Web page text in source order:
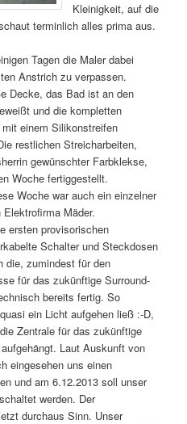
Kleinigkeit, auf die
terminlich alles prima aus.
Tagen die Maler dabei
Anstrich zu verpassen.
Decke, das Bad ist an den
und die kompletten
einem Silikonstreifen
restlichen Streicharbeiten,
gewünschter Farbklekse,
Woche fertiggestellt.
Woche war auch ein einzelner
Mäder.
ersten provisorischen
Schalter und Steckdosen
die, zumindest für den
für das zukünftige Surround-
bereits fertig. So
ein Licht aufgehen ließ :-D,
Zentrale für das zukünftige
Laut Auskunft von
eingesehen uns einen
und am 6.12.2013 soll unser
werden. Der
durchaus Sinn. Unser